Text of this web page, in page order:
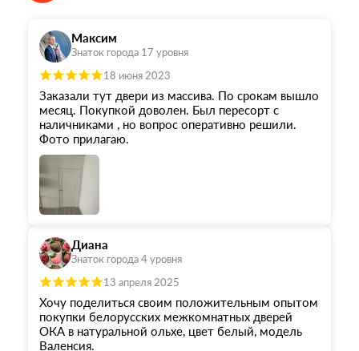
Максим
Знаток города 17 уровня
18 июня 2023
Заказали тут двери из массива. По срокам вышло
месяц. Покупкой доволен. Был пересорт с
наличниками , но вопрос оперативно решили.
Фото прилагаю.
Диана
Знаток города 4 уровня
13 апреля 2025
Хочу поделиться своим положительным опытом
покупки белорусских межкомнатных дверей
ОКА в натуральной ольхе, цвет белый, модель
Валенсия.